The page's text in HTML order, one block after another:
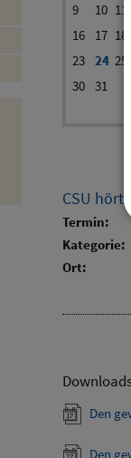
9
10 11
16
17 18
23 24 25
30 31
CSU hört
Termin:
Kategorie:
Ort:
Den
Den